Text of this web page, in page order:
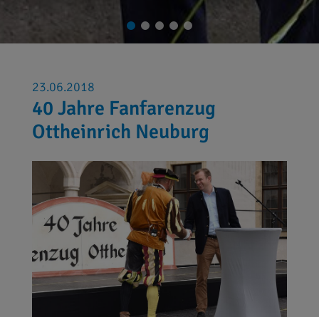
23.06.2018
40 Jahre Fanfarenzug
Ottheinrich Neuburg